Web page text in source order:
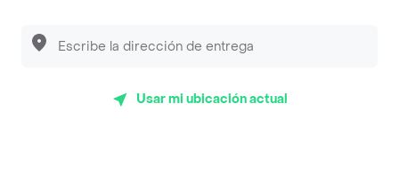
©2026Rappi Inc. All rights reserved.
Usar mi ubicación actual